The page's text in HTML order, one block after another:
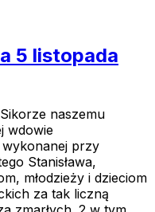
5 listopada
naszemu
wdowie
przy
Stanisława,
młodzieży i dzieciom
za tak liczną